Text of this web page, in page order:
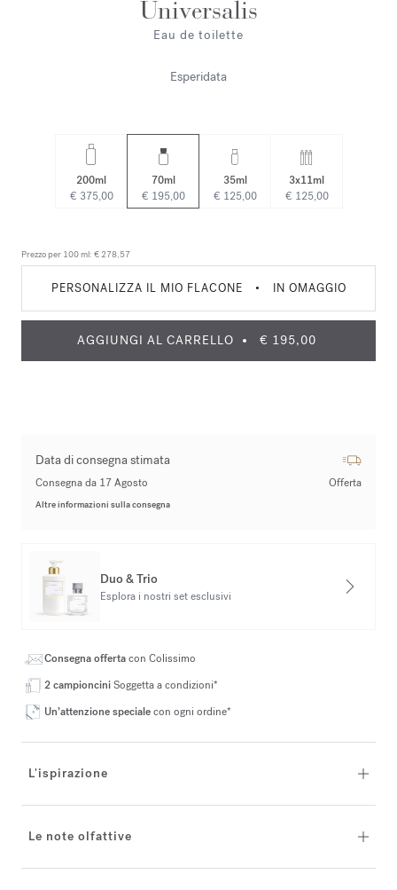
Universalis
Eau de toilette
Esperidata
200ml
€ 375,00
70ml
€ 195,00
35ml
€ 125,00
3x11ml
€ 125,00
Prezzo per 100 ml: € 278,57
PERSONALIZZA IL MIO FLACONE • IN OMAGGIO
AGGIUNGI AL CARRELLO € 195,00
Data di consegna stimata
Consegna da 17 Agosto Offerta
Altre informazioni sulla consegna
Duo & Trio
Esplora i nostri set esclusivi
Consegna offertacon Colissimo
2 campionciniSoggetta a condizioni*
Un’attenzione specialecon ogni ordine*
L'ispirazione
Le note olfattive